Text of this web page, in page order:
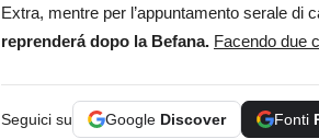
Extra, mentre per l’appuntamento serale di
reprenderá dopo la Befana. Facendo due
Seguici su Google Discover Fonti